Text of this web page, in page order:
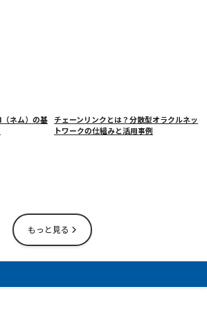
ネム）の基 チェーンリンクとは？分散型オラクルネッ
トワークの仕組みと活用事例
もっと見る